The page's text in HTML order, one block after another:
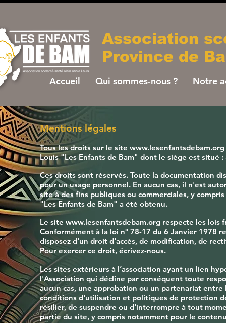
Association
Province de
Accueil Qui sommes-nous ? Notre
Mentions légales
Tous les droits sur le site www.lesenfantsdebam.org
Louis "Les Enfants de Bam" dont le siège est situé :
Ces droits sont réservés. Toute la documentation
pour un usage personnel. En aucun cas, il n'est
site à des fins publiques ou commerciales, y
"Les Enfants de Bam" a été obtenu.
Le site www.lesenfantsdebam.org respecte les lois
Conformément à la loi n° 78-17 du 6 Janvier 1978
disposez d'un droit d'accès, de modification, de
Pour exercer ce droit, écrivez-nous.
Les sites extérieurs à l’association ayant un lien
l'Association qui décline par conséquent toute
aucun cas, une approbation ou un partenariat
conditions d'utilisation et politiques de protection
résilier, de suspendre ou d'interrompre à tout
partie du site, y compris notamment pour le